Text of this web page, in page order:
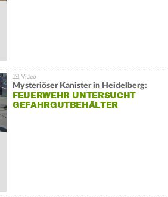
Mysteriöser Kanister in Heidelberg:
FEUERWEHR UNTERSUCHT
GEFAHRGUTBEHÄLTER